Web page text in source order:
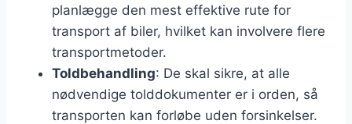
planlægge den mest effektive rute for
transport af biler, hvilket kan involvere flere
transportmetoder.
Toldbehandling: De skal sikre, at alle
nødvendige tolddokumenter er i orden, så
transporten kan forløbe uden forsinkelser.